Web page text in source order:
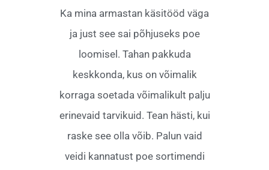
Ka mina armastan käsitööd väga
ja just see sai põhjuseks poe
loomisel. Tahan pakkuda
keskkonda, kus on võimalik
korraga soetada võimalikult palju
erinevaid tarvikuid. Tean hästi, kui
raske see olla võib. Palun vaid
veidi kannatust poe sortimendi